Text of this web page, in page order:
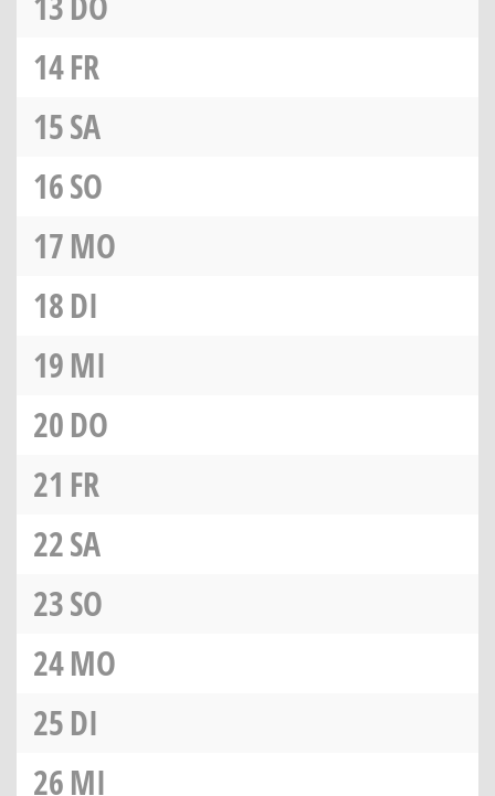
14FR
15SA
16SO
17MO
18DI
19MI
20DO
21 FR
22SA
23SO
24MO
25DI
26MI